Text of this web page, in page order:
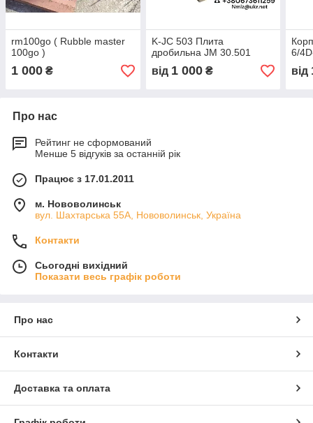
rm100go ( Rubble master
100go )
1 000 ₴
K-JC 503 Плита
дробильна JM 30.501
від 1 000₴
6/
від
Про нас
Рейтинг не сформований
Менше 5 відгуків за останній рік
Працює з 17.01.2011
м. Нововолинськ
вул. Шахтарська 55А, Нововолинськ, Україна
Контакти
Сьогодні вихідний
Показати весь графік роботи
Про нас
Контакти
Доставка та оплата